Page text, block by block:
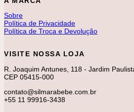
Sobre
Política de Privacidade
Política de Troca e Devolução
VISITE NOSSA LOJA
R. Joaquim Antunes, 118 - Jardim
CEP 05415-000
contato@silmarabebe.com.br
+55 11 99916-3438